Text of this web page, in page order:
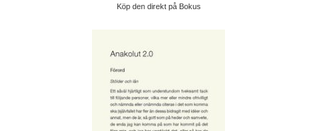
Köp den direkt på Bokus